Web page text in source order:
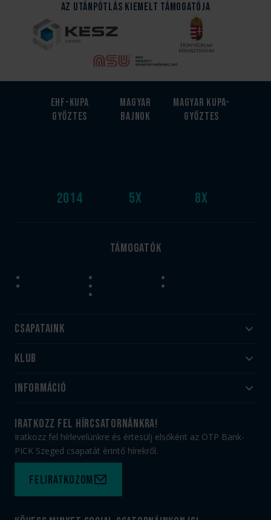
Az Utánpótlás kiemelt támogatója
EHF-Kupa
győztes
2014
Magyar
bajnok
5x
Magyar kupa-
győztes
8x
Támogatók
Csapataink
Felnőtt
Utánpótlás
Klub
#HandballFamily
Munkatársaink
PICK Aréna
Sajtóakkreditáció
Információ
Jegy- és bérletvásárlás
Webshop
Adatvédelem
Felhasználási feltételek
Kapcsolat
iratkozz fel hírcsatornánkra!
Iratkozz fel hírlevelünkre és értesülj elsőként az OTP Bank-
PICK Szeged csapatát érintő hírekről.
Feliratkozom